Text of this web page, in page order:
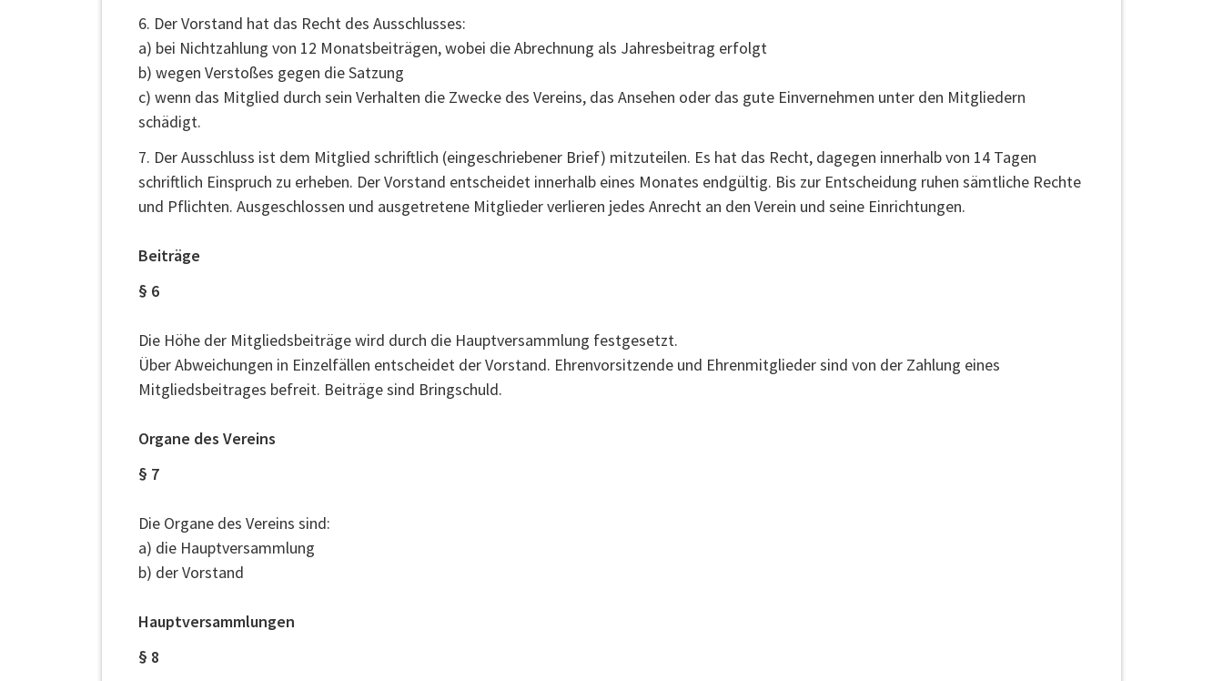
6. Der Vorstand hat das Recht des Ausschlusses:
a) bei Nichtzahlung von 12 Monatsbeiträgen, wobei die Abrechnung als Jahresbeitrag erfolgt
b) wegen Verstoßes gegen die Satzung
c) wenn das Mitglied durch sein Verhalten die Zwecke des Vereins, das Ansehen oder das gute Einvernehmen unter den Mitgliedern
schädigt.
7. Der Ausschluss ist dem Mitglied schriftlich (eingeschriebener Brief) mitzuteilen. Es hat das Recht, dagegen innerhalb von 14 Tagen
schriftlich Einspruch zu erheben. Der Vorstand entscheidet innerhalb eines Monates endgültig. Bis zur Entscheidung ruhen sämtliche Rechte
und Pflichten. Ausgeschlossen und ausgetretene Mitglieder verlieren jedes Anrecht an den Verein und seine Einrichtungen.
Beiträge
§ 6
Die Höhe der Mitgliedsbeiträge wird durch die Hauptversammlung festgesetzt.
Über Abweichungen in Einzelfällen entscheidet der Vorstand. Ehrenvorsitzende und Ehrenmitglieder sind von der Zahlung eines
Mitgliedsbeitrages befreit. Beiträge sind Bringschuld.
Organe des Vereins
§ 7
Die Organe des Vereins sind:
a) die Hauptversammlung
b) der Vorstand
Hauptversammlungen
§ 8